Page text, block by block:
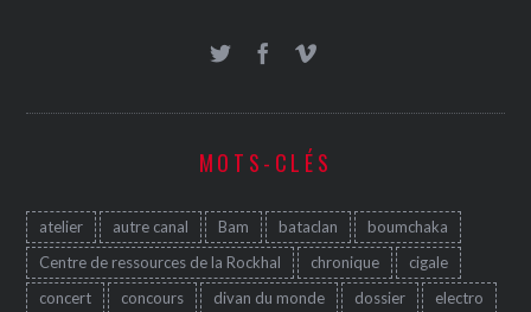
MOTS-CLÉS
atelier autre canal Bam bataclan
boumchaka
Centre de ressources de la Rockhal
chronique
cigale
concert
concours divan du monde dossier
electro